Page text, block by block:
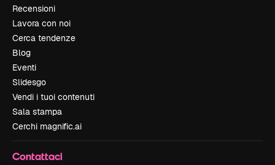
Recensioni
Lavora con noi
Cerca tendenze
Blog
Eventi
Slidesgo
Vendi i tuoi contenuti
Sala stampa
Cerchi magnific.ai
Contattaci